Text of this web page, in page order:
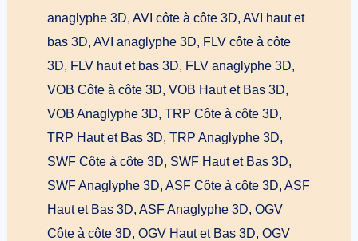
anaglyphe 3D, AVI côte à côte 3D, AVI haut et
bas 3D, AVI anaglyphe 3D, FLV côte à côte
3D, FLV haut et bas 3D, FLV anaglyphe 3D,
VOB Côte à côte 3D, VOB Haut et Bas 3D,
VOB Anaglyphe 3D, TRP Côte à côte 3D,
TRP Haut et Bas 3D, TRP Anaglyphe 3D,
SWF Côte à côte 3D, SWF Haut et Bas 3D,
SWF Anaglyphe 3D, ASF Côte à côte 3D, ASF
Haut et Bas 3D, ASF Anaglyphe 3D, OGV
Côte à côte 3D, OGV Haut et Bas 3D, OGV